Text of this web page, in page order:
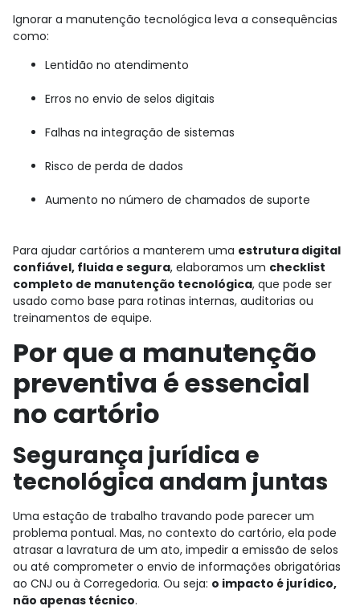
Ignorar a manutenção tecnológica leva a consequências
como:
Lentidão no atendimento
Erros no envio de selos digitais
Falhas na integração de sistemas
Risco de perda de dados
Aumento no número de chamados de suporte
Para ajudar cartórios a manterem uma estrutura digital
confiável, fluida e segura, elaboramos um checklist
completo de manutenção tecnológica, que pode ser
usado como base para rotinas internas, auditorias ou
treinamentos de equipe.
Por que a manutenção
preventiva é essencial
no cartório
Segurança jurídica e
tecnológica andam juntas
Uma estação de trabalho travando pode parecer um
problema pontual. Mas, no contexto do cartório, ela pode
atrasar a lavratura de um ato, impedir a emissão de selos
ou até comprometer o envio de informações obrigatórias
ao CNJ ou à Corregedoria. Ou seja: o impacto é jurídico,
não apenas técnico.